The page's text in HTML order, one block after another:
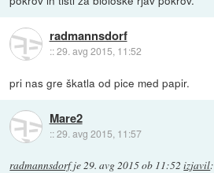
radmannsdorf
::29. avg 2015, 11:52
pri nas gre škatla od pice med papir.
Mare2
::29. avg 2015, 11:57
radmannsdorfje29. avg 2015 ob 11:52 izjavil: